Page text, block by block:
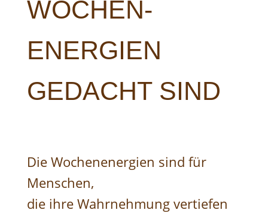
WOCHEN-
ENERGIEN
GEDACHT SIND
Die Wochenenergien sind für
Menschen,
die ihre Wahrnehmung vertiefen